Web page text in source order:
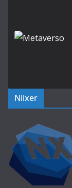
Niixer